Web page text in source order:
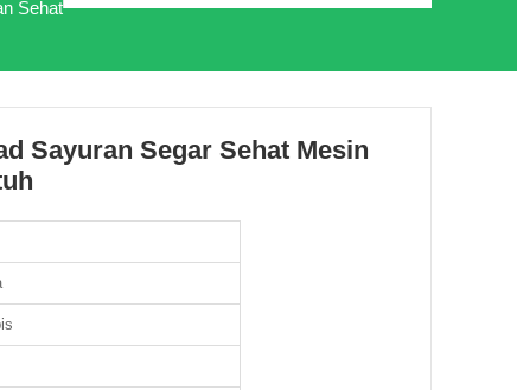
Sehat
Sayuran Segar Sehat Mesin